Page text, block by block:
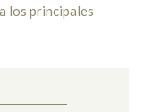
los principales